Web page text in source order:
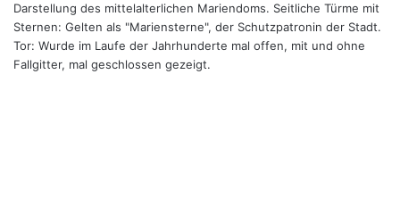
Darstellung des mittelalterlichen Mariendoms. Seitliche Türme mit
Sternen: Gelten als "Mariensterne", der Schutzpatronin der Stadt.
Tor: Wurde im Laufe der Jahrhunderte mal offen, mit und ohne
Fallgitter, mal geschlossen gezeigt.